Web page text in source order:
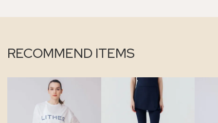
RECOMMEND ITEMS